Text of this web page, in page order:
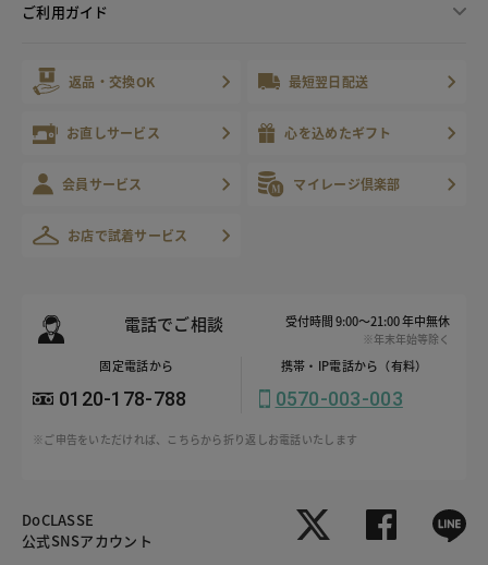
ご利用ガイド
返品・交換OK 最短翌日配送
お直しサービス 心を込めたギフト
会員サービス マイレージ倶楽部
お店で試着サービス
電話でご相談 受付時間 9:00～21:00 年中無休
※年末年始等除く
固定電話から
0120-178-788
携帯・IP電話から（有料）
0570-003-003
※ご申告をいただければ、こちらから折り返しお電話いたします
DoCLASSE
公式SNSアカウント